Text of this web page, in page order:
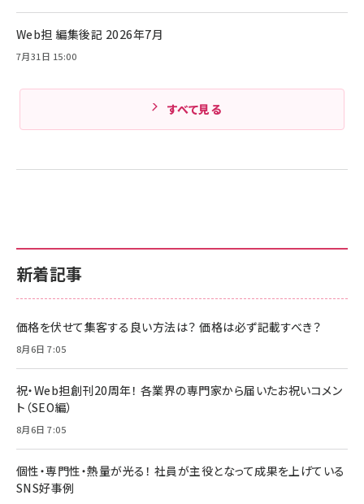
Amazonランキングをもっと見る
新着記事
価格を伏せて集客する良い方法は？ 価格は必ず記載すべき？
8月6日 7:05
祝・Web担創刊20周年！ 各業界の専門家から届いたお祝いコメン
ト（SEO編）
8月6日 7:05
個性・専門性・熱量が光る！ 社員が主役となって成果を上げている
SNS好事例
Web担 編集後記 2026年7月
7月31日 15:00
すべて見る